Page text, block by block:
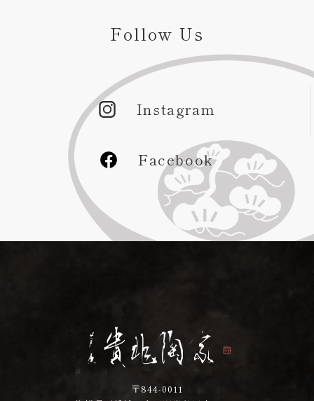
Follow Us
Instagram
Facebook
〒844-0011